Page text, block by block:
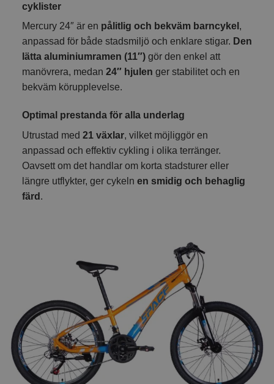
cyklister
Mercury 24″ är en pålitlig och bekväm barncykel ,
anpassad för både stadsmiljö och enklare stigar. Den
lätta aluminiumramen (11″)gör den enkel att
manövrera, medan 24″ hjulen ger stabilitet och en
bekväm körupplevelse.
Optimal prestanda för alla underlag
Utrustad med 21 växlar, vilket möjliggör en
anpassad och effektiv cykling i olika terränger.
Oavsett om det handlar om korta stadsturer eller
längre utflykter, ger cykeln en smidig och behaglig
färd .